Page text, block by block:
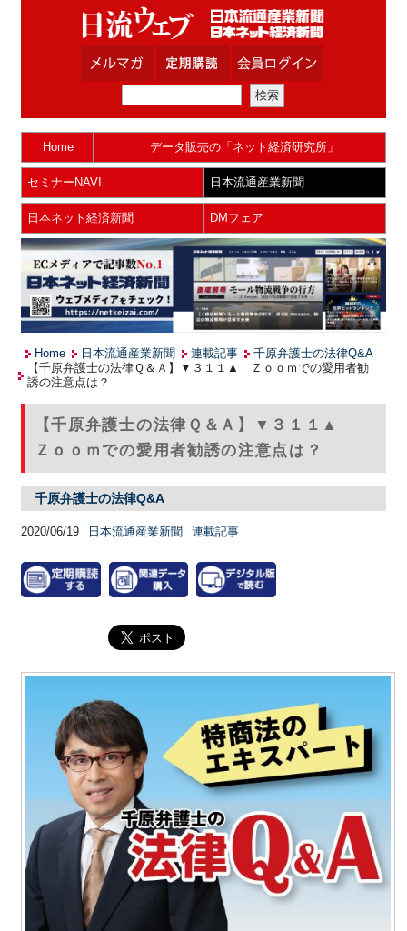
Home データ販売の「ネット経済研究所」
セミナーNAVI 日本流通産業新聞
日本ネット経済新聞 DMフェア
Home 日本流通産業新聞 連載記事
千原弁護士の法律Q&A
【千原弁護士の法律Ｑ＆Ａ】▼３１１▲ Ｚｏｏｍでの愛用者勧
誘の注意点は？
【千原弁護士の法律Ｑ＆Ａ】▼３１１▲
Ｚｏｏｍでの愛用者勧誘の注意点は？
千原弁護士の法律Q&A
2020/06/19 日本流通産業新聞 連載記事